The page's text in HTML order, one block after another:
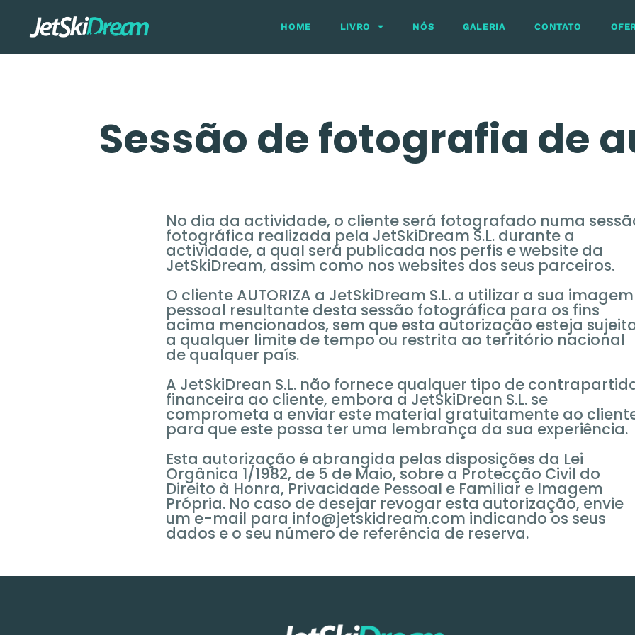
HOME LIVRO NÓS GALERIA CONTATO
Sessão de fotografia de
No dia da actividade, o cliente será fotografado numa
fotográfica realizada pela JetSkiDream S.L. durante a
actividade, a qual será publicada nos perfis e website da
JetSkiDream, assim como nos websites dos seus parceiros.
O cliente AUTORIZA a JetSkiDream S.L. a utilizar a sua imagem
pessoal resultante desta sessão fotográfica para os fins
acima mencionados, sem que esta autorização esteja
a qualquer limite de tempo ou restrita ao território nacional
de qualquer país.
A JetSkiDrean S.L. não fornece qualquer tipo de
financeira ao cliente, embora a JetSkiDrean S.L. se
comprometa a enviar este material gratuitamente ao
para que este possa ter uma lembrança da sua experiência.
Esta autorização é abrangida pelas disposições da Lei
Orgânica 1/1982, de 5 de Maio, sobre a Protecção Civil do
Direito à Honra, Privacidade Pessoal e Familiar e Imagem
Própria. No caso de desejar revogar esta autorização, envie
um e-mail para info@jetskidream.com indicando os seus
dados e o seu número de referência de reserva.